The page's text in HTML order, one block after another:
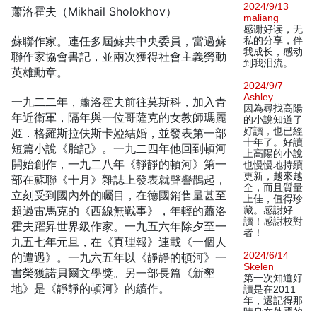
蕭洛霍夫（Mikhail Sholokhov）
蘇聯作家。連任多屆蘇共中央委員，當過蘇
聯作家協會書記，並兩次獲得社會主義勞動
英雄勳章。
一九二二年，蕭洛霍夫前往莫斯科，加入青
年近衛軍，隔年與一位哥薩克的女教師瑪麗
姬．格羅斯拉伕斯卡婭結婚，並發表第一部
短篇小說《胎記》。一九二四年他回到頓河
開始創作，一九二八年《靜靜的頓河》第一
部在蘇聯《十月》雜誌上發表就聲譽鵲起，
立刻受到國內外的矚目，在德國銷售量甚至
超過雷馬克的《西線無戰事》，年輕的蕭洛
霍夫躍昇世界級作家。一九五六年除夕至一
九五七年元旦，在《真理報》連載《一個人
的遭遇》。一九六五年以《靜靜的頓河》一
書榮獲諾貝爾文學獎。另一部長篇《新墾
地》是《靜靜的頓河》的續作。
2024/9/13
maliang
感谢好读，无
私的分享，伴
我成长，感动
到我泪流。
2024/9/7
Ashley
因為尋找高陽
的小說知道了
好讀，也已經
十年了。好讀
上高陽的小說
也慢慢地持續
更新，越來越
全，而且質量
上佳，值得珍
藏。感謝好
讀！感謝校對
者！
2024/6/14
Skelen
第一次知道好
讀是在2011
年，還記得那